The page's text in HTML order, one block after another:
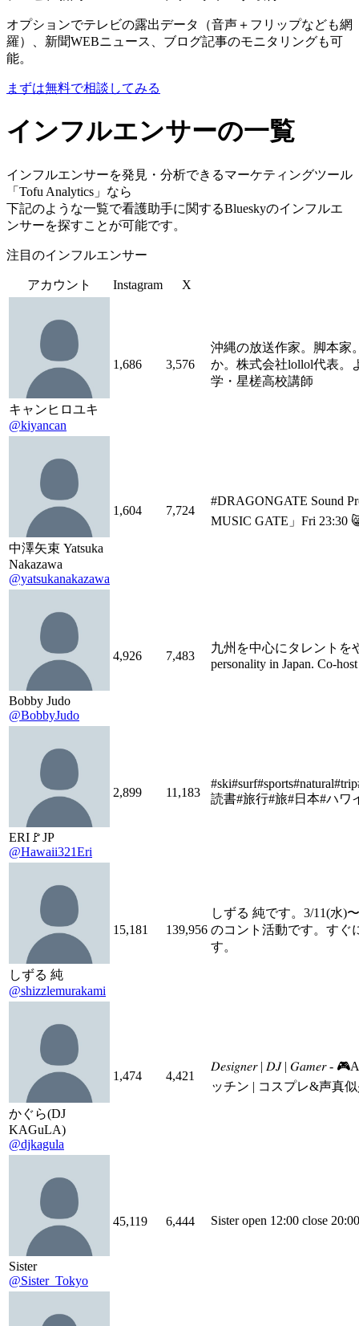
オプションでテレビの露出データ（音声＋フリップなども網
羅）、新聞WEBニュース、ブログ記事のモニタリングも可
能。
まずは無料で相談してみる
インフルエンサーの一覧
インフルエンサーを発見・分析できるマーケティングツール
「Tofu Analytics」なら
下記のような一覧で看護助手に関するBlueskyのインフルエ
ンサーを探すことが可能です。
注目のインフルエンサー
アカウント Instagram X
キャンヒロユキ
@kiyancan
1,686 3,576
沖縄の放送作家。脚本家
か。株式会社lollol代表。
学・星槎高校講師
中澤矢束 Yatsuka
Nakazawa
@yatsukanakazawa
1,604 7,724
#DRAGONGATE Sound
MUSIC GATE」Fri 23:30
Bobby Judo
@BobbyJudo
4,926 7,483
九州を中心にタレントを
personality in Japan. Co-
ERI🚩JP
@Hawaii321Eri
2,899 11,183
読書#旅行#旅#日本#ハワ
しずる 純
@shizzlemurakami
15,181 139,956
しずる 純です。3/11(水)
のコント活動です。すぐ
す。
かぐら(DJ
KAGuLA)
@djkagula
1,474 4,421
𝐷𝑒𝑠𝑖𝑔𝑛𝑒𝑟 | 𝐷𝐽 | 𝐺𝑎𝑚𝑒𝑟 -
ッチン | コスプレ&声真
Sister
@Sister_Tokyo
45,119 6,444 Sister open 12:00 close